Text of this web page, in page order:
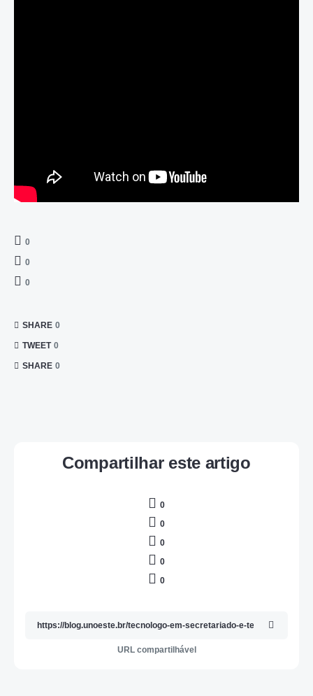
0
0
0
SHARE 0
TWEET 0
SHARE 0
Compartilhar este artigo
0
0
0
0
0
URL compartilhável